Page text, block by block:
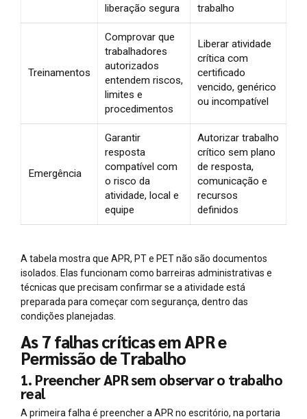
liberação segura trabalho
Treinamentos
Comprovar que
trabalhadores
autorizados
entendem riscos,
limites e
procedimentos
Liberar atividade
crítica com
certificado
vencido, genérico
ou incompatível
Emergência
Garantir
resposta
compatível com
o risco da
atividade, local e
equipe
Autorizar trabalho
crítico sem plano
de resposta,
comunicação e
recursos
definidos
A tabela mostra que APR, PT e PET não são documentos
isolados. Elas funcionam como barreiras administrativas e
técnicas que precisam confirmar se a atividade está
preparada para começar com segurança, dentro das
condições planejadas.
As 7 falhas críticas em APR e
Permissão de Trabalho
1. Preencher APR sem observar o trabalho
real
A primeira falha é preencher a APR no escritório, na portaria